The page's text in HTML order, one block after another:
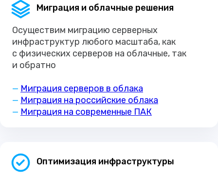
Миграция и облачные решения
Осуществим миграцию серверных
инфраструктур любого масштаба, как
с физических серверов на облачные, так
и обратно
— Миграция серверов в облака
— Миграция на российские облака
— Миграция на современные ПАК
Оптимизация инфраструктуры